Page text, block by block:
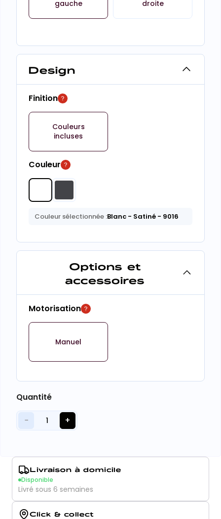
gauche
droite
Design
Finition
Couleurs
incluses
Couleur
Couleur sélectionnée :Blanc - Satiné - 9016
Options et
accessoires
Motorisation
Manuel
Quantité
− 1 +
Livraison à domicile
Disponible
Livré sous 6 semaines
Click & collect